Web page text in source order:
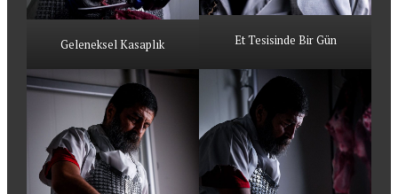
Geleneksel Kasaplık Et Tesisinde Bir Gün